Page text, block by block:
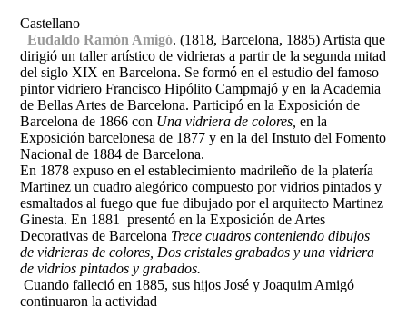
Castellano
Eudaldo Ramón Amigó. (1818, Barcelona, 1885) Artista que
dirigió un taller artístico de vidrieras a partir de la segunda mitad
del siglo XIX en Barcelona. Se formó en el estudio del famoso
pintor vidriero Francisco Hipólito Campmajó y en la Academia
de Bellas Artes de Barcelona. Participó en la Exposición de
Barcelona de 1866 con Una vidriera de colores,en la
Exposición barcelonesa de 1877 y en la del Instuto del Fomento
Nacional de 1884 de Barcelona.
En 1878 expuso en el establecimiento madrileño de la platería
Martinez un cuadro alegórico compuesto por vidrios pintados y
esmaltados al fuego que fue dibujado por el arquitecto Martinez
Ginesta. En 1881 presentó en la Exposición de Artes
Decorativas de Barcelona Trece cuadros conteniendo dibujos
de vidrieras de colores, Dos cristales grabados y una vidriera
de vidrios pintados y grabados.
Cuando falleció en 1885, sus hijos José y Joaquim Amigó
continuaron la actividad